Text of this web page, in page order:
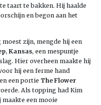
taart te bakken. Hij haalde
en begon aan het
zijn, mengde hij een
, Kansas, een mespuntje
Hier overheen maakte hij
hij een ferme hand
en een portie The Flower
Als topping had Kim
een mooie